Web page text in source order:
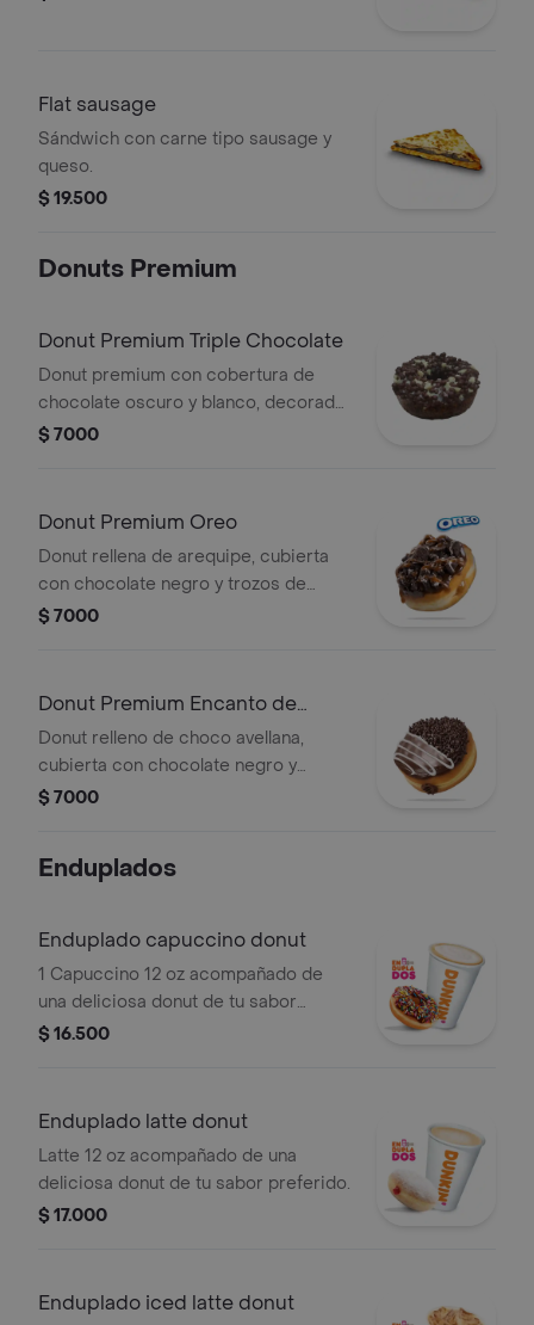
Flat sausage
Sándwich con carne tipo sausage y
queso.
$ 19.500
Donuts Premium
Donut Premium Triple Chocolate
Donut premium con cobertura de
chocolate oscuro y blanco, decorada
con chispas de chocolate.
$ 7000
Donut Premium Oreo
Donut rellena de arequipe, cubierta
con chocolate negro y trozos de
galleta oreo
$ 7000
Donut Premium Encanto de
Chocolate
Donut relleno de choco avellana,
cubierta con chocolate negro y
grageas de chocolate
$ 7000
Enduplados
Enduplado capuccino donut
1 Capuccino 12 oz acompañado de
una deliciosa donut de tu sabor
preferido.
$ 16.500
Enduplado latte donut
Latte 12 oz acompañado de una
deliciosa donut de tu sabor preferido.
$ 17.000
Enduplado iced latte donut